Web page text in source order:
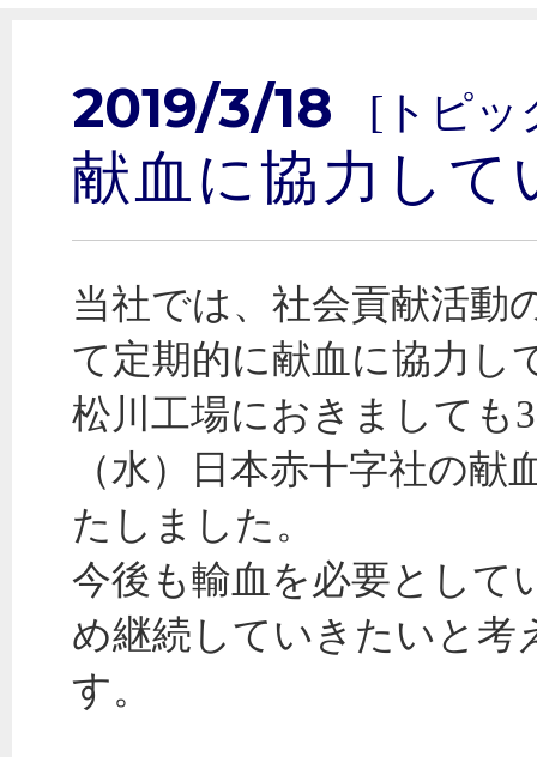
2019/3/18 [トピッ
献血に協力して
当社では、社会貢献活動
て定期的に献血に協力し
松川工場におきましても
（水）日本赤十字社の献
たしました。
今後も輸血を必要として
め継続していきたいと考
す。